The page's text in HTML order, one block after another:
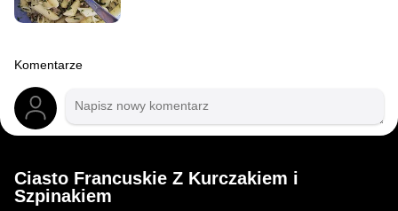
Komentarze
Ciasto Francuskie Z Kurczakiem i
Szpinakiem